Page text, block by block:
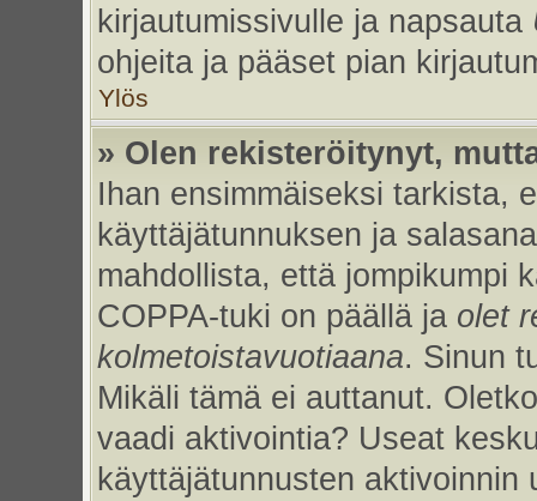
kirjautumissivulle ja napsauta
ohjeita ja pääset pian
Ylös
» Olen rekisteröitynyt,
Ihan ensimmäiseksi tarkista,
käyttäjätunnuksen ja
mahdollista, että jompikumpi
COPPA-tuki on päällä ja olet
kolmetoistavuotiaana. Sinun
Mikäli tämä ei auttanut.
vaadi aktivointia? Useat
käyttäjätunnusten